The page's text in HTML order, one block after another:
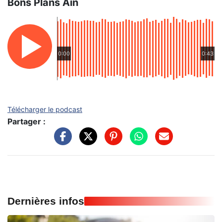
Bons Plans Ain
0:00 0:43
Télécharger le podcast
Partager :
Dernières infos